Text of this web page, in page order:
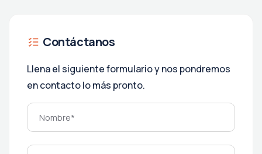
Contáctanos
Llena el siguiente formulario y nos pondremos
en contacto lo más pronto.